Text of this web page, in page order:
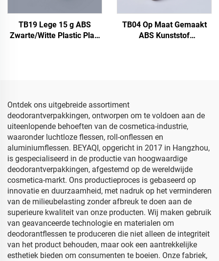
TB19 Lege 15 g ABS
Zwarte/Witte Plastic Plat-
TB04 Op Maat Gemaakt
ABS Kunststof
Ontdek ons uitgebreide assortiment
deodorantverpakkingen, ontworpen om te voldoen aan de
uiteenlopende behoeften van de cosmetica-industrie,
waaronder luchtloze flessen, roll-onflessen en
aluminiumflessen. BEYAQI, opgericht in 2017 in Hangzhou,
is gespecialiseerd in de productie van hoogwaardige
deodorantverpakkingen, afgestemd op de wereldwijde
cosmetica-markt. Ons productieproces is gebaseerd op
innovatie en duurzaamheid, met nadruk op het verminderen
van de milieubelasting zonder afbreuk te doen aan de
superieure kwaliteit van onze producten. Wij maken gebruik
van geavanceerde technologie en materialen om
deodorantflessen te produceren die niet alleen de integriteit
van het product behouden, maar ook een aantrekkelijke
esthetiek bieden om consumenten te boeien. Onze fabriek,